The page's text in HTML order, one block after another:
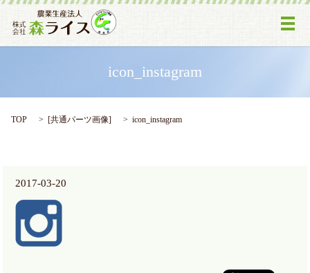
メ
icon_instagram
TOP [共通パーツ画像] icon_instagram
2017-03-20